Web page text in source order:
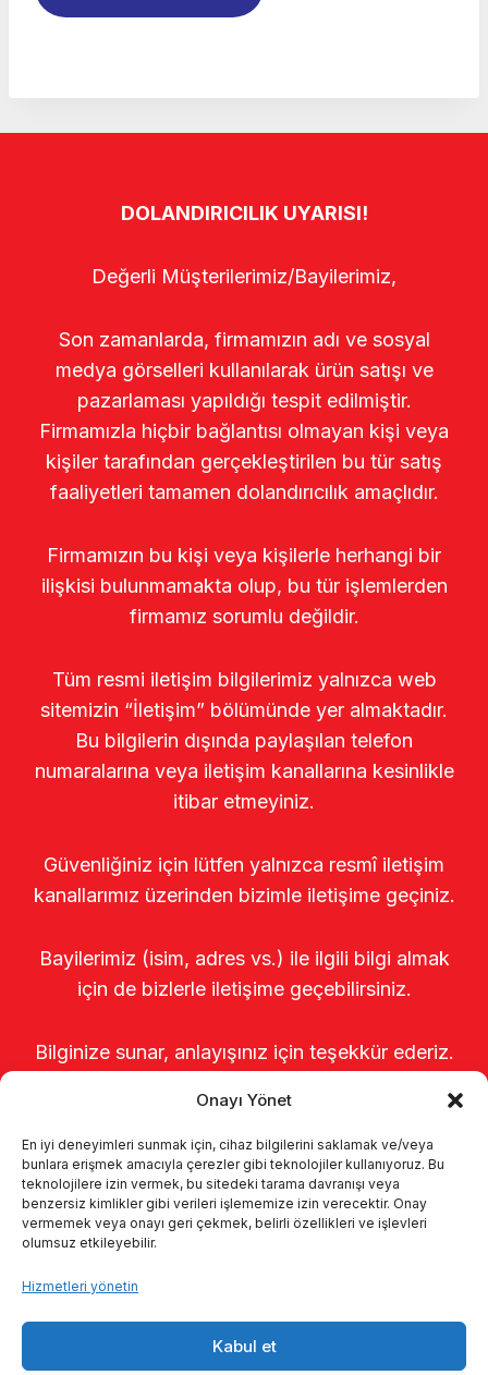
Onayı Yönet
En iyi deneyimleri sunmak için, cihaz bilgilerini saklamak ve/veya
bunlara erişmek amacıyla çerezler gibi teknolojiler kullanıyoruz. Bu
teknolojilere izin vermek, bu sitedeki tarama davranışı veya
benzersiz kimlikler gibi verileri işlememize izin verecektir. Onay
vermemek veya onayı geri çekmek, belirli özellikleri ve işlevleri
olumsuz etkileyebilir.
Hizmetleri yönetin
Kabul et
DOLANDIRICILIK UYARISI!
Değerli Müşterilerimiz/Bayilerimiz,
Son zamanlarda, firmamızın adı ve sosyal
medya görselleri kullanılarak ürün satışı ve
pazarlaması yapıldığı tespit edilmiştir.
Firmamızla hiçbir bağlantısı olmayan kişi veya
kişiler tarafından gerçekleştirilen bu tür satış
faaliyetleri tamamen dolandırıcılık amaçlıdır.
Firmamızın bu kişi veya kişilerle herhangi bir
ilişkisi bulunmamakta olup, bu tür işlemlerden
firmamız sorumlu değildir.
Tüm resmi iletişim bilgilerimiz yalnızca web
sitemizin “İletişim” bölümünde yer almaktadır.
Bu bilgilerin dışında paylaşılan telefon
numaralarına veya iletişim kanallarına kesinlikle
itibar etmeyiniz.
Güvenliğiniz için lütfen yalnızca resmî iletişim
kanallarımız üzerinden bizimle iletişime geçiniz.
Bayilerimiz (isim, adres vs.) ile ilgili bilgi almak
için de bizlerle iletişime geçebilirsiniz.
Bilginize sunar, anlayışınız için teşekkür ederiz.
Kalite politikamız